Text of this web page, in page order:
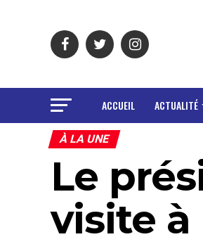
ACCUEIL ACTUALITÉ
À LA UNE
Le
visite à